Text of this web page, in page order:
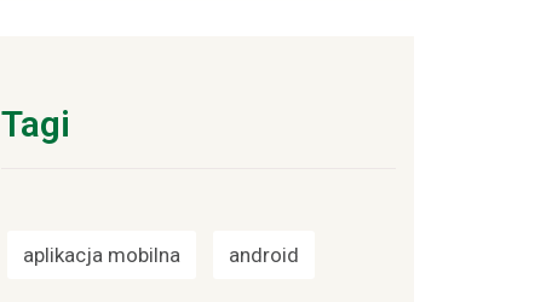
Tagi
aplikacja mobilna android